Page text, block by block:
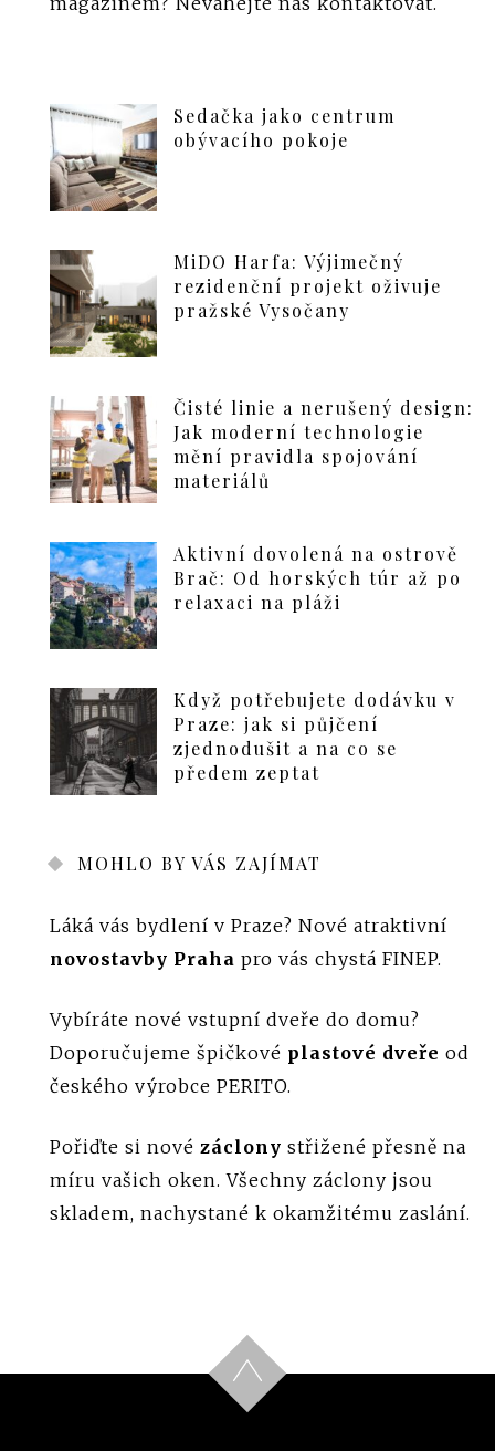
Sedačka jako centrum
obývacího pokoje
MiDO Harfa: Výjimečný
rezidenční projekt oživuje
pražské Vysočany
Čisté linie a nerušený design:
Jak moderní technologie
mění pravidla spojování
materiálů
Aktivní dovolená na ostrově
Brač: Od horských túr až po
relaxaci na pláži
Když potřebujete dodávku v
Praze: jak si půjčení
zjednodušit a na co se
předem zeptat
MOHLO BY VÁS ZAJÍMAT
Láká vás bydlení v Praze? Nové atraktivní
novostavby Praha pro vás chystá FINEP.
Vybíráte nové vstupní dveře do domu?
Doporučujeme špičkové plastové dveře od
českého výrobce PERITO.
Pořiďte si nové záclony střižené přesně na
míru vašich oken. Všechny záclony jsou
skladem, nachystané k okamžitému zaslání.